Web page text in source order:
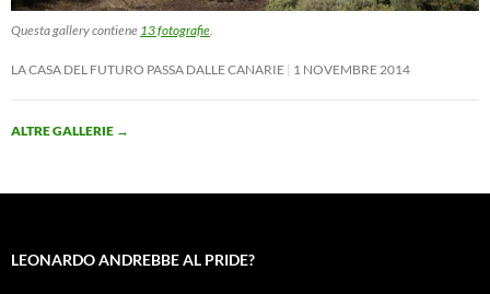
Questa gallery contiene 13 fotografie.
LA CASA DEL FUTURO PASSA DALLE CANARIE 1 NOVEMBRE 2014
ALTRE GALLERIE →
LEONARDO ANDREBBE AL PRIDE?